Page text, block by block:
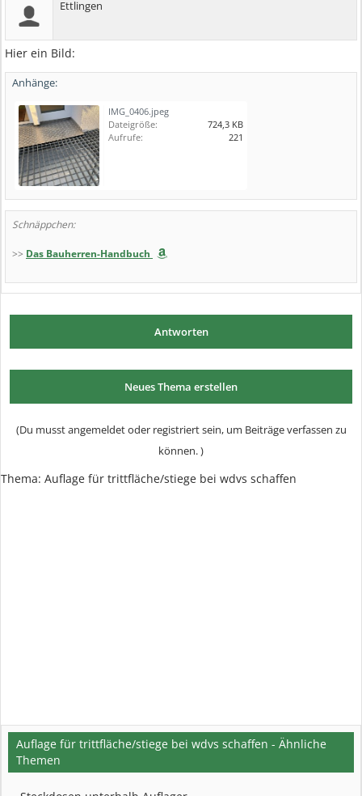
Ettlingen
Hier ein Bild:
Anhänge:
IMG_0406.jpeg
Dateigröße:
724,3 KB
Aufrufe:
221
Schnäppchen:
>> Das Bauherren-Handbuch
Antworten
Neues Thema erstellen
(Du musst angemeldet oder registriert sein, um Beiträge verfassen zu
können. )
Thema: Auflage für trittfläche/stiege bei wdvs schaffen
Auflage für trittfläche/stiege bei wdvs schaffen - Ähnliche
Themen